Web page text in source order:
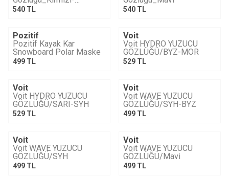
1VTAKG685/021
540 TL 540 TL
YENI
Pozitif
Pozitif Kayak Kar
Snowboard Polar Maske
499 TL
YENI
Voit
Voit HYDRO YÜZÜCÜ
GÖZLÜĞÜ/BYZ-MOR
529 TL
YENI
Voit
Voit HYDRO YÜZÜCÜ
GÖZLÜĞÜ/SARI-SYH
529 TL
YENI
Voit
Voit WAVE YÜZÜCÜ
GÖZLÜĞÜ/SYH-BYZ
499 TL
YENI
Voit
Voit WAVE YÜZÜCÜ
GÖZLÜĞÜ/SYH
499 TL
YENI
Voit
Voit WAVE YÜZÜCÜ
GÖZLÜĞÜ/Mavi
499 TL